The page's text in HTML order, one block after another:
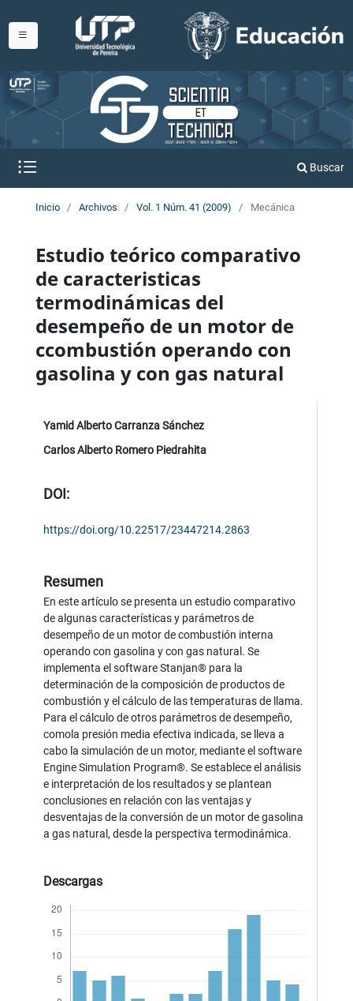
Buscar
Inicio / Archivos / Vol. 1 Núm. 41 (2009) / Mecánica
Estudio teórico comparativo
de caracteristicas
termodinámicas del
desempeño de un motor de
ccombustión operando con
gasolina y con gas natural
Yamid Alberto Carranza Sánchez
Carlos Alberto Romero Piedrahita
DOI:
https://doi.org/10.22517/23447214.2863
Resumen
En este artículo se presenta un estudio comparativo
de algunas características y parámetros de
desempeño de un motor de combustión interna
operando con gasolina y con gas natural. Se
implementa el software Stanjan® para la
determinación de la composición de productos de
combustión y el cálculo de las temperaturas de llama.
Para el cálculo de otros parámetros de desempeño,
comola presión media efectiva indicada, se lleva a
cabo la simulación de un motor, mediante el software
Engine Simulation Program®. Se establece el análisis
e interpretación de los resultados y se plantean
conclusiones en relación con las ventajas y
desventajas de la conversión de un motor de gasolina
a gas natural, desde la perspectiva termodinámica.
Descargas